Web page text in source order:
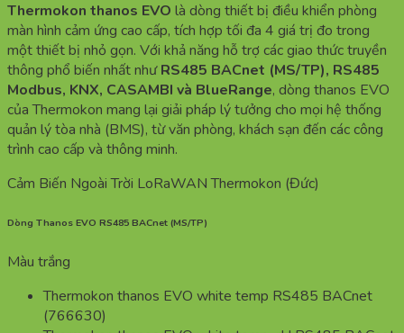
Thermokon thanos EVO là dòng thiết bị điều khiển phòng
màn hình cảm ứng cao cấp, tích hợp tối đa 4 giá trị đo trong
một thiết bị nhỏ gọn. Với khả năng hỗ trợ các giao thức truyền
thông phổ biến nhất nhưRS485 BACnet (MS/TP), RS485
Modbus, KNX, CASAMBI và BlueRange, dòng thanos EVO
của Thermokon mang lại giải pháp lý tưởng cho mọi hệ thống
quản lý tòa nhà (BMS), từ văn phòng, khách sạn đến các công
trình cao cấp và thông minh.
Cảm Biến Ngoài Trời LoRaWAN Thermokon (Đức)
Dòng Thanos EVO RS485 BACnet (MS/TP)
Màu trắng
Thermokon thanos EVO white temp RS485 BACnet
(766630)